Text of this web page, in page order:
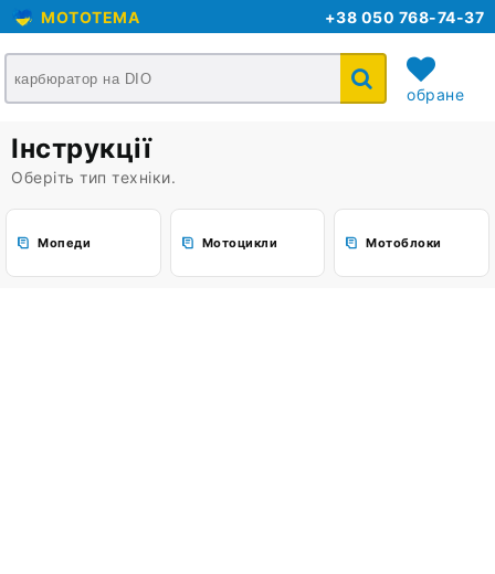
MOTOTEMA +38 050 768-74-37
обране
Інструкції
Оберіть тип техніки.
Мопеди Мотоцикли Мотоблоки